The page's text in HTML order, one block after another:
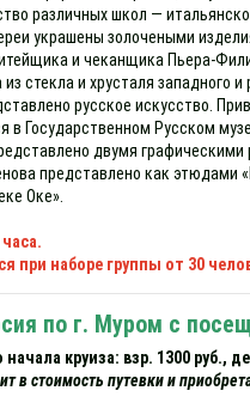
различных школ —
украшены золочеными
и чеканщика Пьера-
стекла и хрусталя западного и
русское искусство.
в Государственном Русском
двумя
представлено как этюдами
Оке».
при наборе группы от 30
по г. Муром с
круиза: взр. 1300 руб.,
в стоимость путевки и